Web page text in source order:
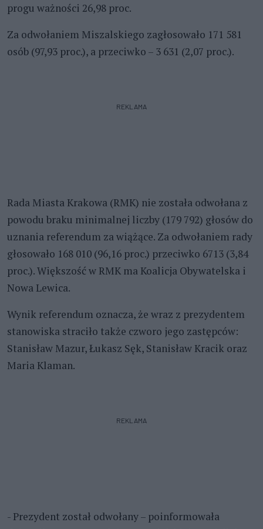
progu ważności 26,98 proc.
Za odwołaniem Miszalskiego zagłosowało 171 581
osób (97,93 proc.), a przeciwko – 3 631 (2,07 proc.).
REKLAMA
Rada Miasta Krakowa (RMK) nie została odwołana z
powodu braku minimalnej liczby (179 792) głosów do
uznania referendum za wiążące. Za odwołaniem rady
głosowało 168 010 (96,16 proc.) przeciwko 6713 (3,84
proc.). Większość w RMK ma Koalicja Obywatelska i
Nowa Lewica.
Wynik referendum oznacza, że wraz z prezydentem
stanowiska straciło także czworo jego zastępców:
Stanisław Mazur, Łukasz Sęk, Stanisław Kracik oraz
Maria Klaman.
REKLAMA
- Prezydent został odwołany – poinformowała